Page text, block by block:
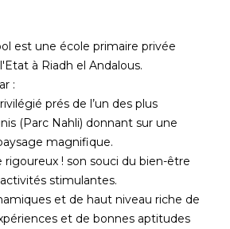
est une école primaire privée
à Riadh el Andalous.
:
prés de l’un des plus
(Parc Nahli) donnant sur une
magnifique.
! son souci du bien-être
stimulantes.
et de haut niveau riche de
et de bonnes aptitudes